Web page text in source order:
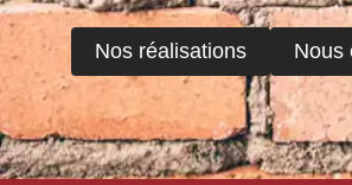
Nos réalisations Nous